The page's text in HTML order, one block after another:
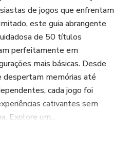
de jogos que enfrentam
este guia abrangente
de 50 títulos
perfeitamente em
mais básicas. Desde
despertam memórias até
cada jogo foi
cativantes sem
Explore um...